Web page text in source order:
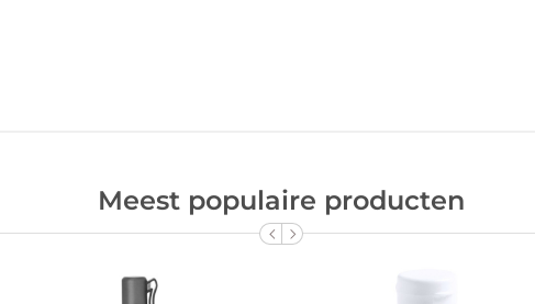
Meest populaire producten